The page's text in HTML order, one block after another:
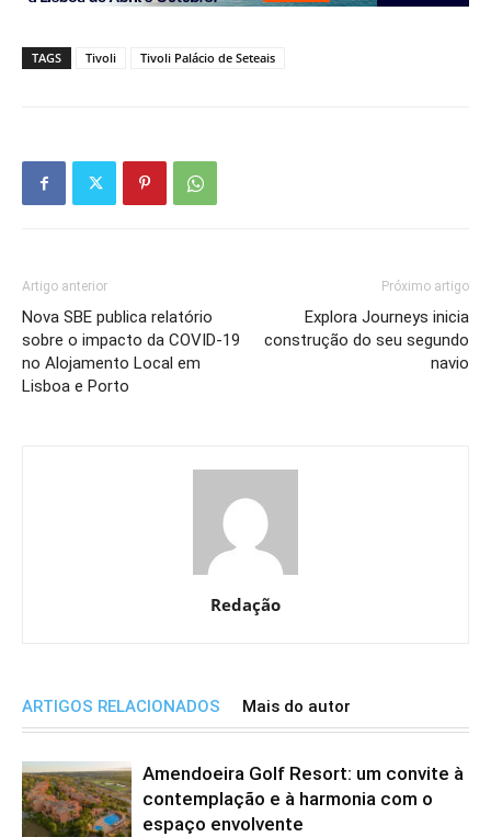
TAGS Tivoli Tivoli Palácio de Seteais
Artigo anterior
Nova SBE publica relatório
sobre o impacto da COVID-19
no Alojamento Local em
Lisboa e Porto
Próximo artigo
Explora Journeys inicia
construção do seu segundo
navio
Redação
ARTIGOS RELACIONADOS Mais do autor
Amendoeira Golf Resort: um convite à
contemplação e à harmonia com o
espaço envolvente